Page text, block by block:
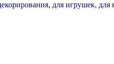
для игрушек,